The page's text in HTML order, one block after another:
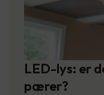
LED-lys: er
pærer?